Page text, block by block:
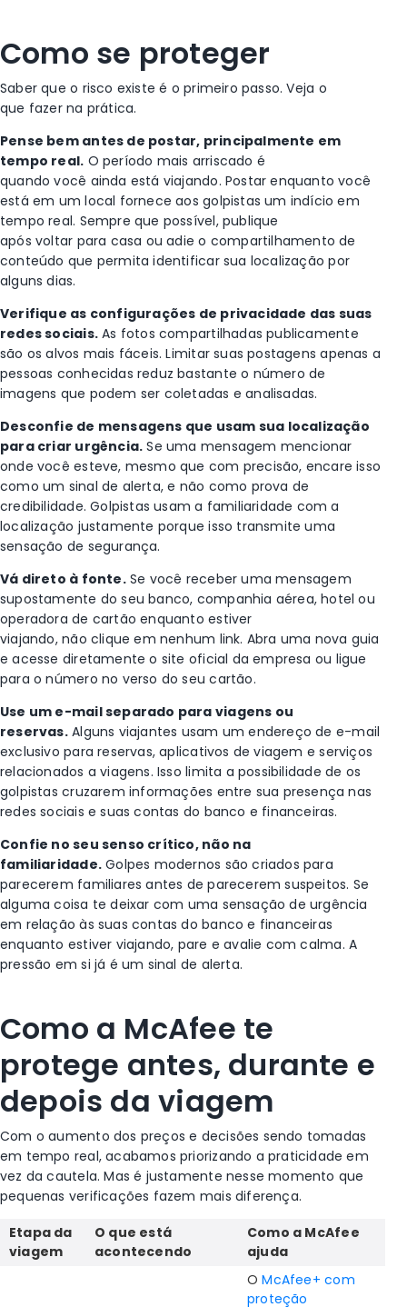
Como se proteger
Saber que o risco existe é o primeiro passo. Veja o
que fazer na prática.
Pense bem antes de postar, principalmente em
tempo real. O período mais arriscado é
quando você ainda está viajando. Postar enquanto você
está em um local fornece aos golpistas um indício em
tempo real. Sempre que possível, publique
após voltar para casa ou adie o compartilhamento de
conteúdo que permita identificar sua localização por
alguns dias.
Verifique as configurações de privacidade das suas
redes sociais.As fotos compartilhadas publicamente
são os alvos mais fáceis. Limitar suas postagens apenas a
pessoas conhecidas reduz bastante o número de
imagens que podem ser coletadas e analisadas.
Desconfie de mensagens que usam sua localização
para criar urgência. Se uma mensagem mencionar
onde você esteve, mesmo que com precisão, encare isso
como um sinal de alerta, e não como prova de
credibilidade. Golpistas usam a familiaridade com a
localização justamente porque isso transmite uma
sensação de segurança.
Vá direto à fonte.Se você receber uma mensagem
supostamente do seu banco, companhia aérea, hotel ou
operadora de cartão enquanto estiver
viajando, não clique em nenhum link. Abra uma nova guia
e acesse diretamente o site oficial da empresa ou ligue
para o número no verso do seu cartão.
Use um e-mail separado para viagens ou
reservas.Alguns viajantes usam um endereço de e-mail
exclusivo para reservas, aplicativos de viagem e serviços
relacionados a viagens. Isso limita a possibilidade de os
golpistas cruzarem informações entre sua presença nas
redes sociais e suas contas do banco e financeiras.
Confie no seu senso crítico, não na
familiaridade.Golpes modernos são criados para
parecerem familiares antes de parecerem suspeitos. Se
alguma coisa te deixar com uma sensação de urgência
em relação às suas contas do banco e financeiras
enquanto estiver viajando, pare e avalie com calma. A
pressão em si já é um sinal de alerta.
Como a McAfee te
protege antes, durante e
depois da viagem
Com o aumento dos preços e decisões sendo tomadas
em tempo real, acabamos priorizando a praticidade em
vez da cautela. Mas é justamente nesse momento que
pequenas verificações fazem mais diferença.
Etapa da
viagem
O que está
acontecendo
Como a McAfee
ajuda
OMcAfee+ com
proteção